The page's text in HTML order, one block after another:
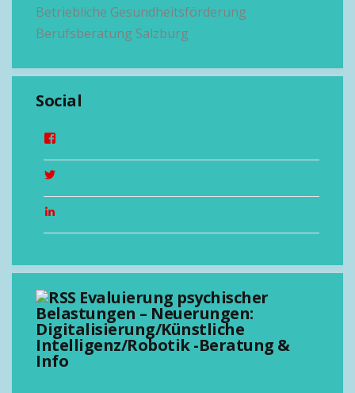
Betriebliche Gesundheitsförderung
Berufsberatung Salzburg
Social
Evaluierung psychischer
Belastungen – Neuerungen:
Digitalisierung/Künstliche
Intelligenz/Robotik -Beratung &
Info